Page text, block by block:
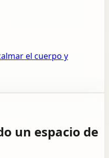
el cuerpo y
un espacio de